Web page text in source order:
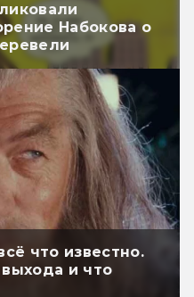
Набокова о
что известно.
и что